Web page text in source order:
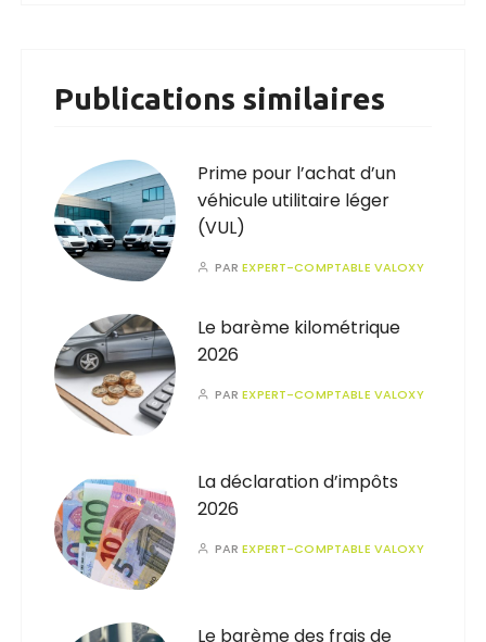
Publications similaires
Prime pour l’achat d’un
véhicule utilitaire léger
(VUL)
PAREXPERT-COMPTABLE VALOXY
Le barème kilométrique
2026
PAREXPERT-COMPTABLE VALOXY
La déclaration d’impôts
2026
PAREXPERT-COMPTABLE VALOXY
Le barème des frais de